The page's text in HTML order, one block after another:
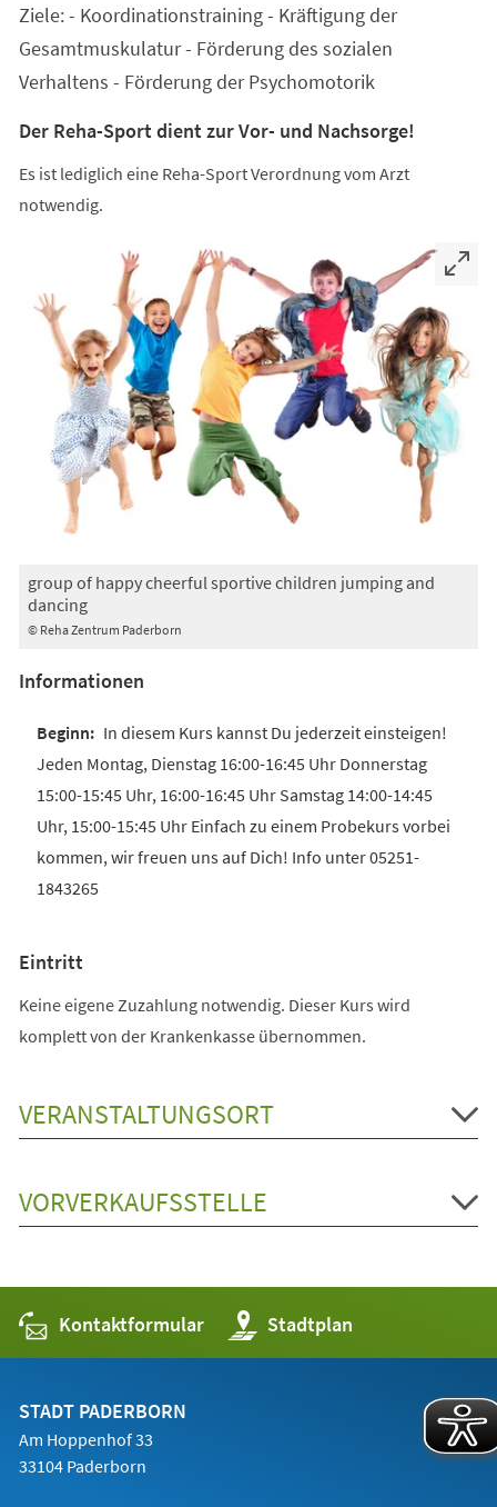
neuen
Ziele: - Koordinationstraining - Kräftigung der
Gesamtmuskulatur - Förderung des sozialen
Verhaltens - Förderung der Psychomotorik
Der Reha-Sport dient zur Vor- und Nachsorge!
Es ist lediglich eine Reha-Sport Verordnung vom Arzt
notwendig.
© Reha Zentrum Paderborn
group of happy cheerful sportive children jumping and
dancing
Informationen
In diesem Kurs kannst Du jederzeit einsteigen!
Jeden Montag, Dienstag 16:00-16:45 Uhr Donnerstag
15:00-15:45 Uhr, 16:00-16:45 Uhr Samstag 14:00-14:45
Uhr, 15:00-15:45 Uhr Einfach zu einem Probekurs vorbei
kommen, wir freuen uns auf Dich! Info unter 05251-
1843265
Eintritt
Keine eigene Zuzahlung notwendig. Dieser Kurs wird
komplett von der Krankenkasse übernommen.
VERANSTALTUNGSORT
VORVERKAUFSSTELLE
Kontaktformular Stadtplan
(Öffnet
in
einem
STADT PADERBORN
Am Hoppenhof 33
33104 Paderborn